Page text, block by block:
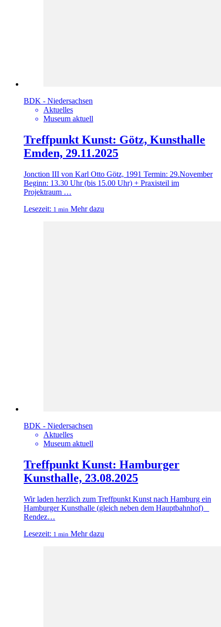
BDK - Niedersachsen
Aktuelles
Museum aktuell
Treffpunkt Kunst: Götz, Kunsthalle
Emden, 29.11.2025
Jonction III von Karl Otto Götz, 1991 Termin: 29.November
Beginn: 13.30 Uhr (bis 15.00 Uhr) + Praxisteil im
Projektraum …
Lesezeit: 1 min Mehr dazu
BDK - Niedersachsen
Aktuelles
Museum aktuell
Treffpunkt Kunst: Hamburger
Kunsthalle, 23.08.2025
Wir laden herzlich zum Treffpunkt Kunst nach Hamburg ein
Hamburger Kunsthalle (gleich neben dem Hauptbahnhof)
Rendez…
Lesezeit: 1 min Mehr dazu